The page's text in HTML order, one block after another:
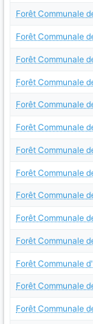
Forêt Communale
Forêt Communale
Forêt Communale
Forêt Communale
Forêt Communale
Forêt Communale
Forêt Communale
Forêt Communale
Forêt Communale
Forêt Communale
Forêt Communale
Forêt Communale
Forêt Communale
Forêt Communale